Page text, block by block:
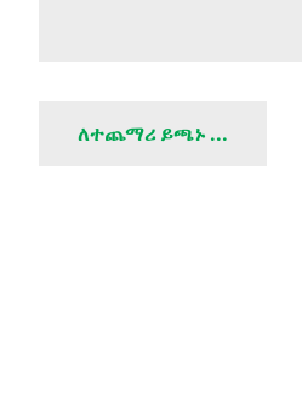
ለተጨማሪ ይጫኑ ...